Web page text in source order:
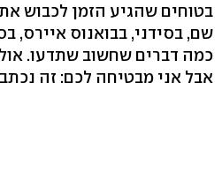
בטוחים שהגיע הזמן לכבוש
שם, בסידני, בבואנוס איירס,
כמה דברים שחשוב שתדעו.
אבל אני מבטיחה לכם: זה